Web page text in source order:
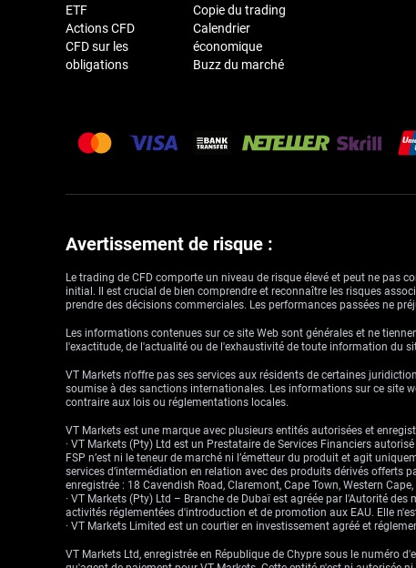
ETF
Actions CFD
CFD sur les
obligations
Copie du trading
Calendrier
économique
Buzz du marché
Avertissement de risque :
Le trading de CFD comporte un niveau de risque élevé et peut ne pas
initial. Il est crucial de bien comprendre et reconnaître les risques
prendre des décisions commerciales. Les performances passées ne
Les informations contenues sur ce site Web sont générales et ne
l'exactitude, de l'actualité ou de l'exhaustivité de toute information du
VT Markets n'offre pas ses services aux résidents de certaines
soumise à des sanctions internationales. Les informations sur ce site
contraire aux lois ou réglementations locales.
VT Markets est une marque avec plusieurs entités autorisées et
· VT Markets (Pty) Ltd est un Prestataire de Services Financiers
FSP n’est ni le teneur de marché ni l’émetteur du produit et agit
services d’intermédiation en relation avec des produits dérivés offerts
enregistrée : 18 Cavendish Road, Claremont, Cape Town, Western
· VT Markets (Pty) Ltd – Branche de Dubaï est agréée par l'Autorité
activités réglementées d'introduction et de promotion aux EAU. Elle
· VT Markets Limited est un courtier en investissement agréé et
VT Markets Ltd, enregistrée en République de Chypre sous le numéro